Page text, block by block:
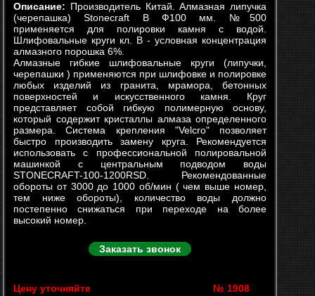
Описание: Производитель Китай. Алмазная липучка
(черепашка) Stonecraft B Ф100 мм. №500
применяется для полировки камня с водой.
Шлифовальные круги кл. В - условная концентрация
алмазного порошка 6%.
Алмазные гибкие шлифовальные круги (липучки,
черепашки ) применяются при шлифовке и полировке
любых изделий из гранита, мрамора, бетонных
поверхностей и искусственного камня. Круг
представляет собой гибкую полимерную основу,
который содержит кристаллы алмаза определенного
размера. Система крепления "Velcro" позволяет
быстро производить замену круга. Рекомендуется
использовать с профессиональной полировальной
машинкой с центральным подводом воды
STONECRAFT-100-1200RSD. Рекомендованные
обороты от 3000 до 1000 об/мин ( чем выше номер,
тем ниже обороты), количество воды должно
постепенно снижаться при переходе на более
высокий номер.
Заказать звонок
Цену уточняйте № 1908